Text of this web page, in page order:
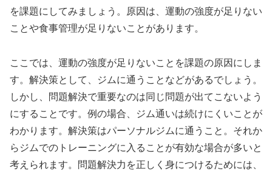
を課題にしてみましょう。原因は、運動の強度が足りない
ことや食事管理が足りないことがあります。
ここでは、運動の強度が足りないことを課題の原因にしま
す。解決策として、ジムに通うことなどがあるでしょう。
しかし、問題解決で重要なのは同じ問題が出てこないよう
にすることです。例の場合、ジム通いは続けにくいことが
わかります。解決策はパーソナルジムに通うこと。それか
らジムでのトレーニングに入ることが有効な場合が多いと
考えられます。問題解決力を正しく身につけるためには、